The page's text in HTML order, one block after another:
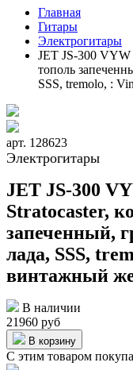
Главная
Гитары
Электрогитары
JET JS-300 VYW
тополь
SSS, tremolo, :
арт. 128623
Электрогитары
JET JS-300
Stratocaster,
запеченный,
лада, SSS,
винтажный
В наличии
21960 руб
В корзину
С этим товаром